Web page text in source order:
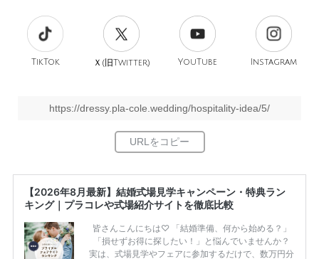
TikTok Ｘ(旧Twitter) YouTube Instagram
https://dressy.pla-cole.wedding/hospitality-idea/5/
【2026年8月最新】結婚式場見学キャンペーン・特典ラン
キング｜プラコレや式場紹介サイトを徹底比較
皆さんこんにちは♡ 「結婚準備、何から始める？」
「損せずお得に探したい！」と悩んでいませんか？
実は、式場見学やフェアに参加するだけで、数万円分